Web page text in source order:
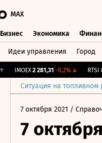
MAX
Бизнес Экономика
Идеи управления Город
IMOEX 2 281,31 -0,2%↓ RTSI
Ситуация на
7 октября 2021 /
7